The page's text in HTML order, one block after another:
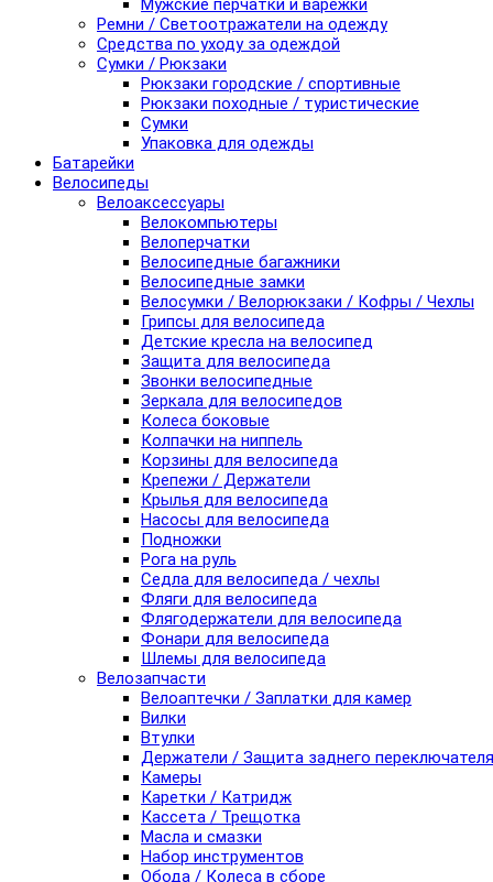
Мужские перчатки и варежки
Ремни / Светоотражатели на одежду
Средства по уходу за одеждой
Сумки / Рюкзаки
Рюкзаки городские / спортивные
Рюкзаки походные / туристические
Сумки
Упаковка для одежды
Батарейки
Велосипеды
Велоаксессуары
Велокомпьютеры
Велоперчатки
Велосипедные багажники
Велосипедные замки
Велосумки / Велорюкзаки / Кофры / Чехлы
Грипсы для велосипеда
Детские кресла на велосипед
Защита для велосипеда
Звонки велосипедные
Зеркала для велосипедов
Колеса боковые
Колпачки на ниппель
Корзины для велосипеда
Крепежи / Держатели
Крылья для велосипеда
Насосы для велосипеда
Подножки
Рога на руль
Седла для велосипеда / чехлы
Фляги для велосипеда
Флягодержатели для велосипеда
Фонари для велосипеда
Шлемы для велосипеда
Велозапчасти
Велоаптечки / Заплатки для камер
Вилки
Втулки
Держатели / Защита заднего переключателя
Камеры
Каретки / Катридж
Кассета / Трещотка
Масла и смазки
Набор инструментов
Обода / Колеса в сборе